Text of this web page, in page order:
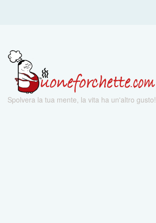
Spolvera la tua mente, la vita ha un'altro gusto!